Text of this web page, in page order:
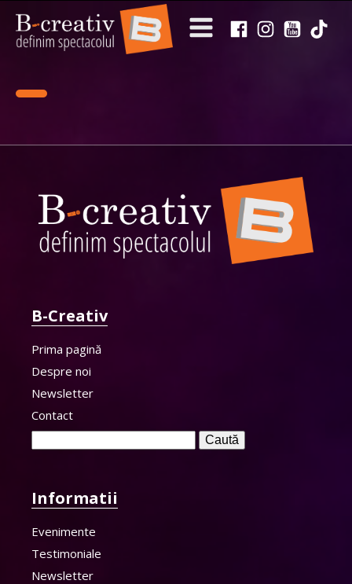
B-Creativ
Prima pagină
Despre noi
Newsletter
Contact
Informatii
Evenimente
Testimoniale
Newsletter